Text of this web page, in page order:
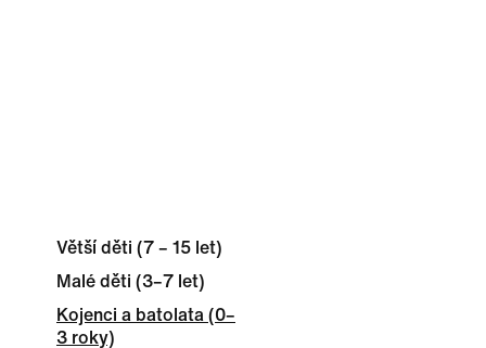
Větší děti (7 – 15 let)
Malé děti (3–7 let)
Kojenci a batolata (0–
3 roky)